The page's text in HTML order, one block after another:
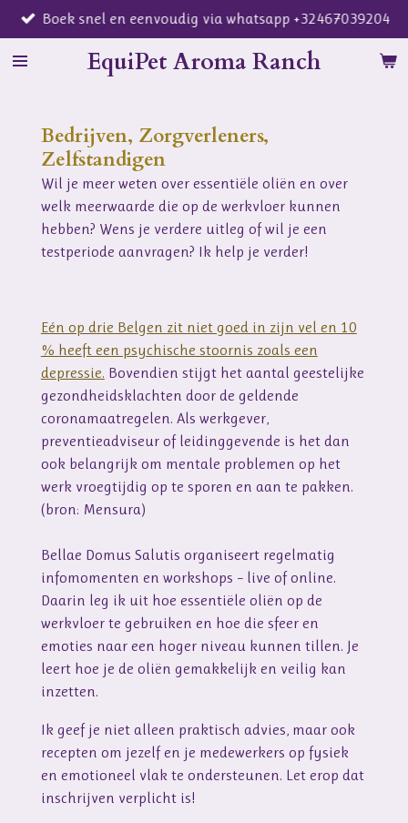
Ga
direct
naar
EquiPet Aroma Ranch
Boek snel en eenvoudig via whatsapp +32467039204
Bedrijven, Zorgverleners,
Zelfstandigen
Wil je meer weten over essentiële oliën en over
welk meerwaarde die op de werkvloer kunnen
hebben? Wens je verdere uitleg of wil je een
testperiode aanvragen? Ik help je verder!
Eén op drie Belgen zit niet goed in zijn vel en 10
% heeft een psychische stoornis zoals een
depressie. Bovendien stijgt het aantal geestelijke
gezondheidsklachten door de geldende
coronamaatregelen. Als werkgever,
preventieadviseur of leidinggevende is het dan
ook belangrijk om mentale problemen op het
werk vroegtijdig op te sporen en aan te pakken.
(bron: Mensura)
Bellae Domus Salutis organiseert regelmatig
infomomenten en workshops – live of online.
Daarin leg ik uit hoe essentiële oliën op de
werkvloer te gebruiken en hoe die sfeer en
emoties naar een hoger niveau kunnen tillen. Je
leert hoe je de oliën gemakkelijk en veilig kan
inzetten.
Ik geef je niet alleen praktisch advies, maar ook
recepten om jezelf en je medewerkers op fysiek
en emotioneel vlak te ondersteunen. Let erop dat
inschrijven verplicht is!